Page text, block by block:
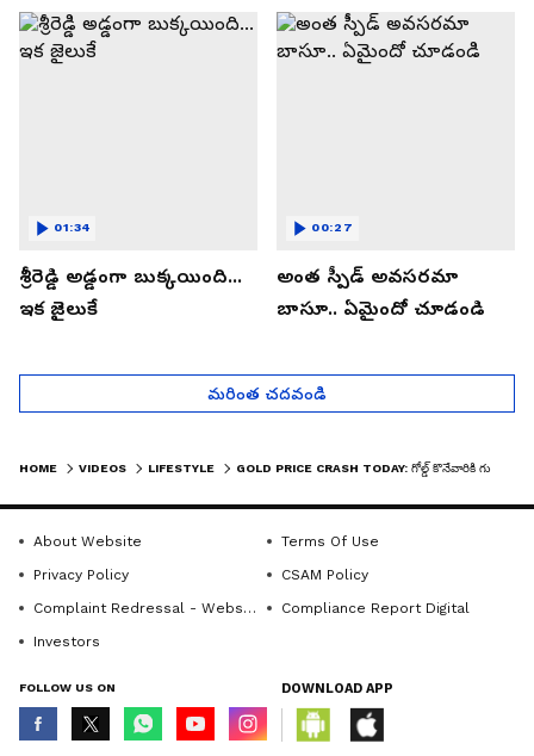
శ్రీరెడ్డి అడ్డంగా బుక్కయింది...
ఇక జైలుకే
01:34
అంత స్పీడ్ అవసరమా
బాసూ.. ఏమైందో చూడండి
00:27
మరింత చదవండి
HOME VIDEOS LIFESTYLE
About Website
Terms Of Use
Privacy Policy
CSAM Policy
Complaint Redressal - Website
Compliance Report Digital
Investors
FOLLOW US ON DOWNLOAD APP